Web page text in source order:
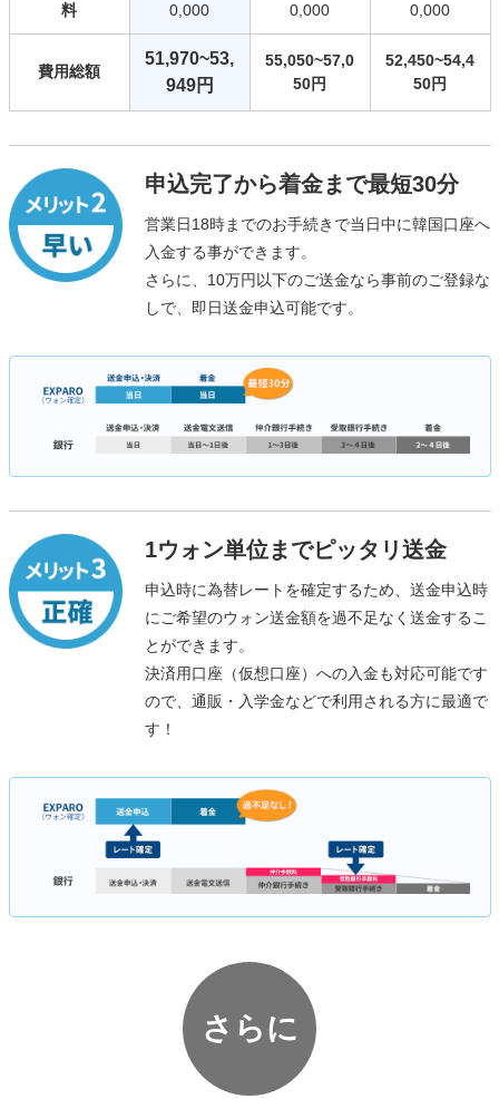
料
0,000
0,000
0,000
費用総額
51,970~53,
949円
55,050~57,0
50円
52,450~54,4
50円
申込完了から着金まで最短30分
営業日18時までのお手続きで当日中に韓国口座へ
入金する事ができます。
さらに、10万円以下のご送金なら事前のご登録な
しで、即日送金申込可能です。
1ウォン単位までピッタリ送金
申込時に為替レートを確定するため、送金申込時
にご希望のウォン送金額を過不足なく送金するこ
とができます。
決済用口座（仮想口座）への入金も対応可能です
ので、通販・入学金などで利用される方に最適で
す！
さらに